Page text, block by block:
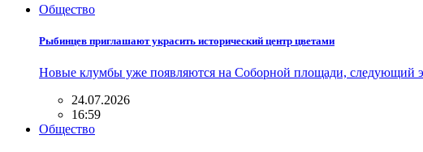
Общество
Рыбинцев приглашают украсить исторический центр цветами
Новые клумбы уже появляются на Соборной площади, следующий
24.07.2026
16:59
Общество